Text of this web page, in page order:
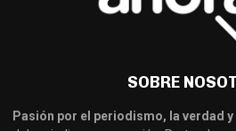
SOBRE
Pasión por el periodismo, la verdad